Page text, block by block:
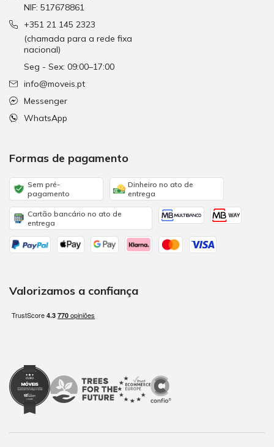
NIF: 517678861
+351 21 145 2323
(chamada para a rede fixa
nacional)
Seg - Sex: 09:00–17:00
info@moveis.pt
Messenger
WhatsApp
Formas de pagamento
Sem pré-
pagamento
Dinheiro no ato de
entrega
Cartão bancário no ato de
entrega
Valorizamos a confiança